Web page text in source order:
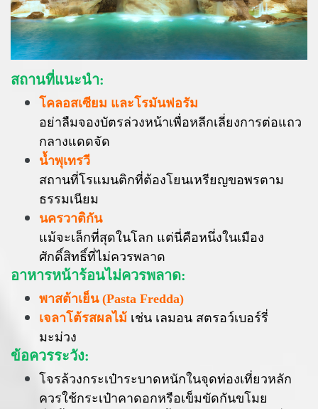
สถานที่แนะนำ:
โคลอสเซียม และโรมันฟอรัม
อย่าลืมจองบัตรล่วงหน้าเพื่อหลีกเลี่ยงการต่อแถว
กลางแดดจัด
น้ำพุเทรวี
สถานที่โรแมนติกที่ต้องโยนเหรียญขอพรตาม
ธรรมเนียม
นครวาติกัน
แม้จะเล็กที่สุดในโลก แต่นี่คือหนึ่งในเมือง
ศักดิ์สิทธิ์ที่ไม่ควรพลาด
อาหารหน้าร้อนไม่ควรพลาด:
พาสต้าเย็น (Pasta Fredda)
เจลาโต้รสผลไม้ เช่น เลมอน สตรอว์เบอร์รี่
มะม่วง
ข้อควรระวัง:
โจรล้วงกระเป๋าระบาดหนักในจุดท่องเที่ยวหลัก
ควรใช้กระเป๋าคาดอกหรือเข็มขัดกันขโมย